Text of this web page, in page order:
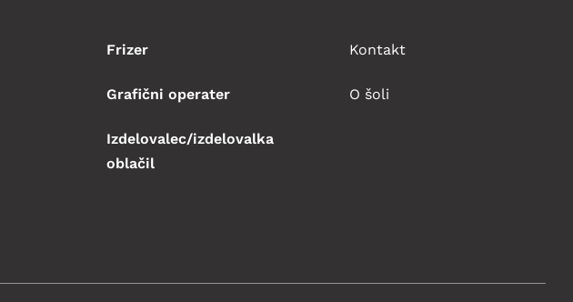
Frizer
Grafični operater
Izdelovalec/izdelovalka
oblačil
Kontakt
O šoli